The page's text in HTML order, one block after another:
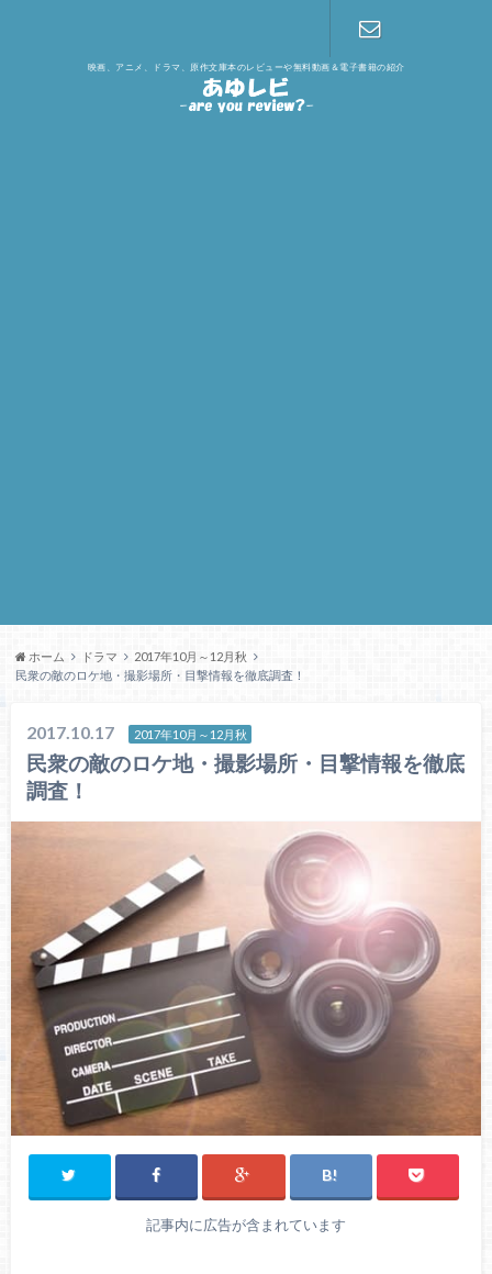
映画、アニメ、ドラマ、原作文庫本のレビューや無料動画＆電子書籍の紹介
ホーム ドラマ
2017年10月～12月秋
民衆の敵のロケ地・撮影場所・目撃情報を徹底調査！
2017.10.17 2017年10月～12月秋
民衆の敵のロケ地・撮影場所・目撃情報を徹底
調査！
記事内に広告が含まれています